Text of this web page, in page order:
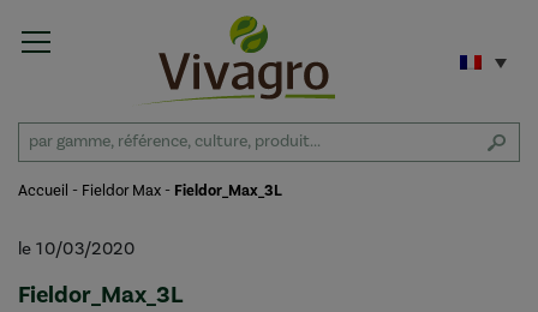
Accueil - Fieldor Max - Fieldor_Max_3L
le 10/03/2020
Fieldor_Max_3L